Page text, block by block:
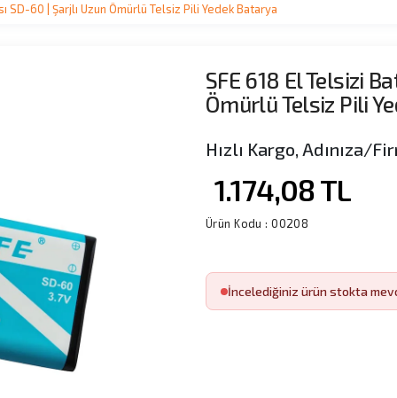
SD-60 | Şarjlı Uzun Ömürlü Telsiz Pili Yedek Batarya
SFE 618 El Telsizi
Ömürlü Telsiz Pili
Hızlı Kargo, Adınıza/
1.174,08TL
Ürün Kodu : 00208
İncelediğiniz ürün stokta